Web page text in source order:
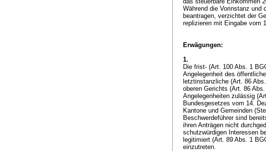
Während die Vorinstanz und
beantragen, verzichtet der
replizieren mit Eingabe vom
Erwägungen:
1.
Die frist- (Art. 100 Abs. 1
Angelegenheit des
letztinstanzliche (Art. 86
oberen Gerichts (Art. 86
Angelegenheiten zulässig (
Bundesgesetzes vom 14.
Kantone und Gemeinden
Beschwerdeführer sind
ihren Anträgen nicht
schutzwürdigen Interessen
legitimiert (Art. 89 Abs. 1
einzutreten.